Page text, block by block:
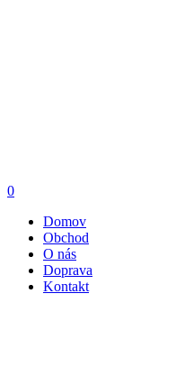
0
Domov
Obchod
O nás
Doprava
Kontakt